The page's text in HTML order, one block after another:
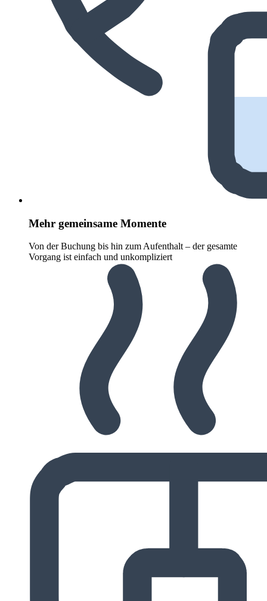
Mehr gemeinsame Momente
Von der Buchung bis hin zum Aufenthalt – der gesamte
Vorgang ist einfach und unkompliziert